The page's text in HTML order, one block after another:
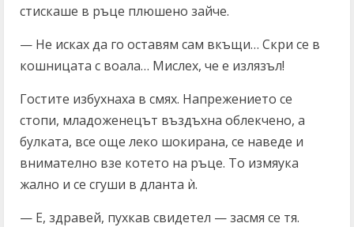
стискаше в ръце плюшено зайче.
— Не исках да го оставям сам вкъщи… Скри се в
кошницата с воала… Мислех, че е излязъл!
Гостите избухнаха в смях. Напрежението се
стопи, младоженецът въздъхна облекчено, а
булката, все още леко шокирана, се наведе и
внимателно взе котето на ръце. То измяука
жално и се сгуши в дланта ѝ.
— Е, здравей, пухкав свидетел — засмя се тя.